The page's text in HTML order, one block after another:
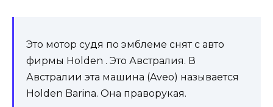
Это мотор судя по эмблеме снят с авто
фирмы Holden . Это Австралия. В
Австралии эта машина (Aveo) называется
Holden Barina. Она праворукая.